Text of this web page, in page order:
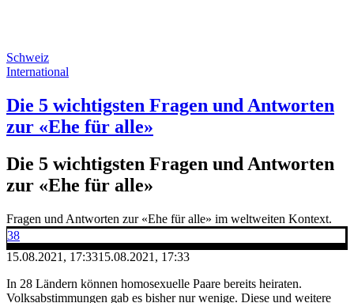
Schweiz
International
Die 5 wichtigsten Fragen und Antworten
zur «Ehe für alle»
Die 5 wichtigsten Fragen und Antworten
zur «Ehe für alle»
Fragen und Antworten zur «Ehe für alle» im weltweiten Kontext.
38
15.08.2021, 17:3315.08.2021, 17:33
In 28 Ländern können homosexuelle Paare bereits heiraten.
Volksabstimmungen gab es bisher nur wenige. Diese und weitere